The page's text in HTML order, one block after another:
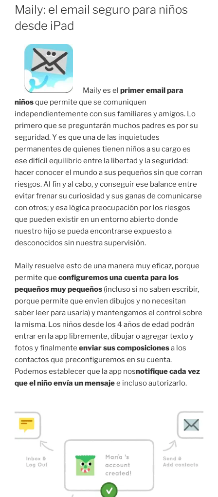
EL
Maily: el email seguro para niños
desde iPad
Maily es el primer email para
niñosque permite que se comuniquen
independientemente con sus familiares y amigos. Lo
primero que se preguntarán muchos padres es por su
seguridad. Y es que una de las inquietudes
permanentes de quienes tienen niños a su cargo es
ese difícil equilibrio entre la libertad y la seguridad:
hacer conocer el mundo a sus pequeños sin que corran
riesgos. Al fin y al cabo, y conseguir ese balance entre
evitar frenar su curiosidad y sus ganas de comunicarse
con otros; y esa lógica preocupación por los riesgos
que pueden existir en un entorno abierto donde
nuestro hijo se pueda encontrarse expuesto a
desconocidos sin nuestra supervisión.
Maily resuelve esto de una manera muy eficaz, porque
permite que configuremos una cuenta para los
pequeños muy pequeños (incluso si no saben escribir,
porque permite que envíen dibujos y no necesitan
saber leer para usarla) y mantengamos el control sobre
la misma. Los niños desde los 4 años de edad podrán
entrar en la app libremente, dibujar o agregar texto y
fotos y finalmente enviar sus composicionesa los
contactos que preconfiguremos en su cuenta.
Podemos establecer que la app nosnotifique cada vez
que el niño envía un mensajee incluso autorizarlo.